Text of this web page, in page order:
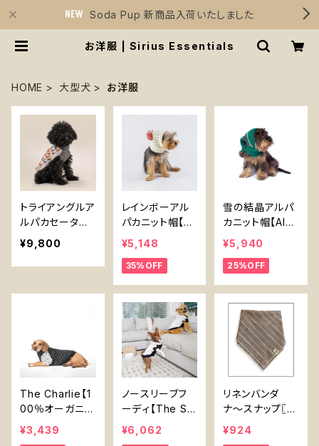
Soda Pup 新商品入荷いたしました
お洋服 | Sirius Essentials
HOME 大型犬 お洋服
トライアングルア
ルパカセーター
【Alqo Ｗasi】犬
服 ベージュ ブ
ラウン グレー ペ
ーター
¥9,800
レインボーアル
パカニット帽【Al
qo Ｗasi】犬用
帽子
¥5,148
35%OFF
雪の結晶アルパ
カニット帽【Alq
o Ｗasi】犬用帽
¥5,940
25%OFF
The Charlie【1
00％オーガニッ
クコットン】犬 服
黒 ボーダー
¥3,439
ノースリーブフ
ーディ【The Sh
arper Barker】
犬用 ハーネス対
¥6,062
リネンバンダ
ナ〜スナップ〖Li
nen Bandana
¥924